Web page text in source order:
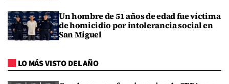
Un hombre de 51 años de edad fue víctima
de homicidio por intolerancia social en
San Miguel
LO MÁS VISTO DEL AÑO